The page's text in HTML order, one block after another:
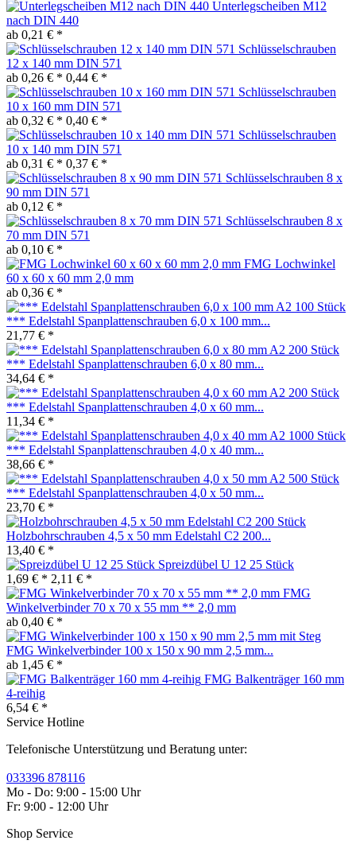
Unterlegscheiben M12
nach DIN 440
ab 0,21 € *
Schlüsselschrauben
12 x 140 mm DIN 571
ab 0,26 € * 0,44 € *
Schlüsselschrauben
10 x 160 mm DIN 571
ab 0,32 € * 0,40 € *
Schlüsselschrauben
10 x 140 mm DIN 571
ab 0,31 € * 0,37 € *
Schlüsselschrauben 8 x
90 mm DIN 571
ab 0,12 € *
Schlüsselschrauben 8 x
70 mm DIN 571
ab 0,10 € *
FMG Lochwinkel
60 x 60 x 60 mm 2,0 mm
ab 0,36 € *
*** Edelstahl Spanplattenschrauben 6,0 x 100 mm...
21,77 € *
*** Edelstahl Spanplattenschrauben 6,0 x 80 mm...
34,64 € *
*** Edelstahl Spanplattenschrauben 4,0 x 60 mm...
11,34 € *
*** Edelstahl Spanplattenschrauben 4,0 x 40 mm...
38,66 € *
*** Edelstahl Spanplattenschrauben 4,0 x 50 mm...
23,70 € *
Holzbohrschrauben 4,5 x 50 mm Edelstahl C2 200...
13,40 € *
Spreizdübel U 12 25 Stück
1,69 € * 2,11 € *
FMG
Winkelverbinder 70 x 70 x 55 mm ** 2,0 mm
ab 0,40 € *
FMG Winkelverbinder 100 x 150 x 90 mm 2,5 mm...
ab 1,45 € *
FMG Balkenträger 160 mm
4-reihig
6,54 € *
Service Hotline
Telefonische Unterstützung und Beratung unter:
033396 878116
Mo - Do: 9:00 - 15:00 Uhr
Fr: 9:00 - 12:00 Uhr
Shop Service